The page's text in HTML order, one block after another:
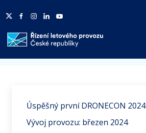
TwitterFacebook
Facebook
Linkedin
Úspěšný první DRONECON 2024
Vývoj provozu: březen 2024